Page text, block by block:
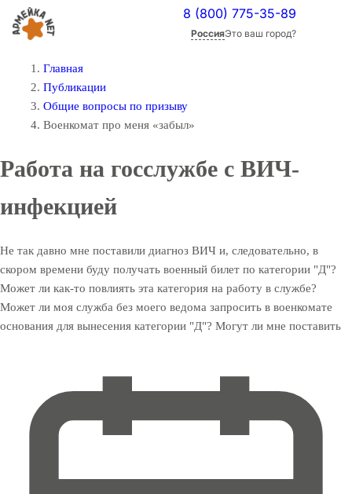
8 (800) 775-35-89
РоссияЭто ваш город?
Главная
Публикации
Общие вопросы по призыву
Военкомат про меня «забыл»
Работа на госслужбе с ВИЧ-
инфекцией
Не так давно мне поставили диагноз ВИЧ и, следовательно, в
скором времени буду получать военный билет по категории "Д"?
Может ли как-то повлиять эта категория на работу в службе?
Может ли моя служба без моего ведома запросить в военкомате
основания для вынесения категории "Д"? Могут ли мне поставить